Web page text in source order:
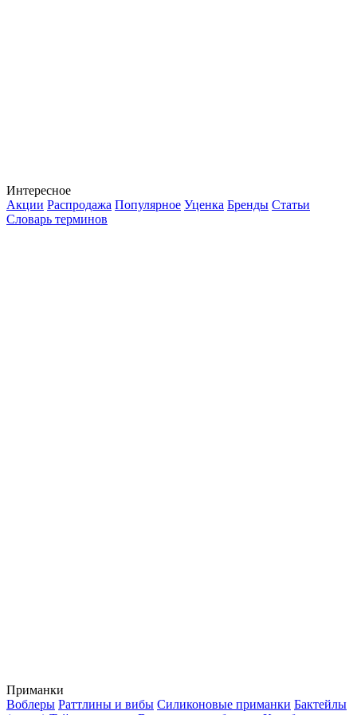
Интересное
Акции Распродажа Популярное Уценка Бренды Статьи
Словарь терминов
Приманки
Воблеры Раттлины и вибы Силиконовые приманки Бактейлы